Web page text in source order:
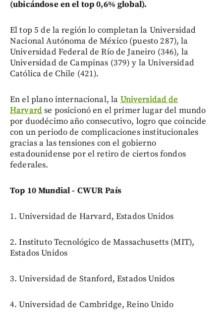
(ubicándose en el top 0,6% global).
El top 5 de la región lo completan la Universidad
Nacional Autónoma de México (puesto 287), la
Universidad Federal de Río de Janeiro (346), la
Universidad de Campinas (379) y la Universidad
Católica de Chile (421).
En el plano internacional, laUniversidad de
Harvardse posicionó en el primer lugar del mundo
por duodécimo año consecutivo, logro que coincide
con un periodo de complicaciones institucionales
gracias a las tensiones con el gobierno
estadounidense por el retiro de ciertos fondos
federales.
Top 10 Mundial - CWUR País
1. Universidad de Harvard, Estados Unidos
2. Instituto Tecnológico de Massachusetts (MIT),
Estados Unidos
3. Universidad de Stanford, Estados Unidos
4. Universidad de Cambridge, Reino Unido